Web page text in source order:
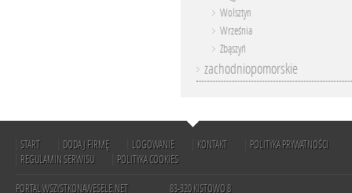
Wolsztyn
Września
Zbąszyń
zachodniopomorskie
START DODAJ FIRMĘ LOGOWANIE KONTAKT
POLITYKA PRYWATNOŚCI
REGULAMIN SERWISU
POLITYKA COOKIES
PORTAL WSZYSTKONAWESELE.NET
83-320 KISTOWO 8